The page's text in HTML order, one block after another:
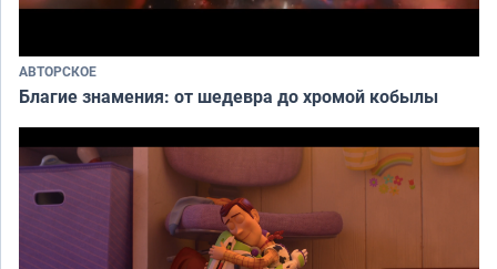
АВТОРСКОЕ
Благие знамения: от шедевра до хромой кобылы